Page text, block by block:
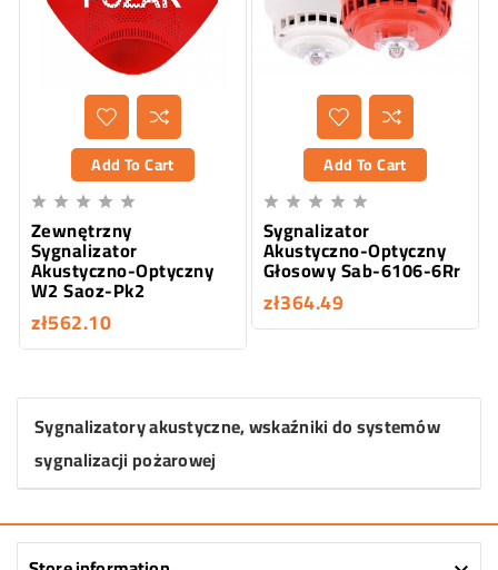
Add To Cart
    
Zewnętrzny
Sygnalizator
Akustyczno-Optyczny
W2 Saoz-Pk2
zł562.10
Add To Cart
    
Sygnalizator
Akustyczno-Optyczny
Głosowy Sab-6106-6Rr
zł364.49
Sygnalizatory akustyczne, wskaźniki do systemów
sygnalizacji pożarowej